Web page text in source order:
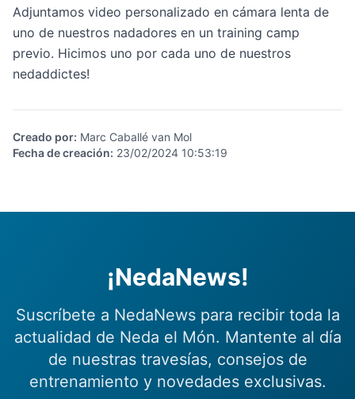
Adjuntamos video personalizado en cámara lenta de
uno de nuestros nadadores en un training camp
previo. Hicimos uno por cada uno de nuestros
nedaddictes!
Creado por: Marc Caballé van Mol
Fecha de creación: 23/02/2024 10:53:19
¡NedaNews!
Suscríbete a NedaNews para recibir toda la
actualidad de Neda el Món. Mantente al día
de nuestras travesías, consejos de
entrenamiento y novedades exclusivas.